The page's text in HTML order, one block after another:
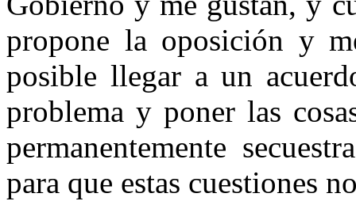
propone la oposición y
posible llegar a un
problema y poner las
permanentemente
para que estas cuestiones